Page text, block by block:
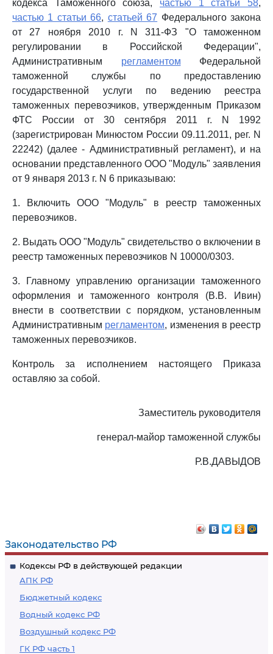
Законодательство РФ
Кодексы РФ в действующей редакции
АПК РФ
Бюджетный кодекс
Водный кодекс РФ
Воздушный кодекс РФ
ГК РФ часть 1
кодекса Таможенного союза, частью 1 статьи 58,
частью 1 статьи 66, статьей 67 Федерального закона
от 27 ноября 2010 г. N 311-ФЗ "О таможенном
регулировании в Российской Федерации",
Административным регламентом Федеральной
таможенной службы по предоставлению
государственной услуги по ведению реестра
таможенных перевозчиков, утвержденным Приказом
ФТС России от 30 сентября 2011 г. N 1992
(зарегистрирован Минюстом России 09.11.2011, рег. N
22242) (далее - Административный регламент), и на
основании представленного ООО "Модуль" заявления
от 9 января 2013 г. N 6 приказываю:
1. Включить ООО "Модуль" в реестр таможенных
перевозчиков.
2. Выдать ООО "Модуль" свидетельство о включении в
реестр таможенных перевозчиков N 10000/0303.
3. Главному управлению организации таможенного
оформления и таможенного контроля (В.В. Ивин)
внести в соответствии с порядком, установленным
Административным регламентом, изменения в реестр
таможенных перевозчиков.
Контроль за исполнением настоящего Приказа
оставляю за собой.
Заместитель руководителя
генерал-майор таможенной службы
Р.В.ДАВЫДОВ